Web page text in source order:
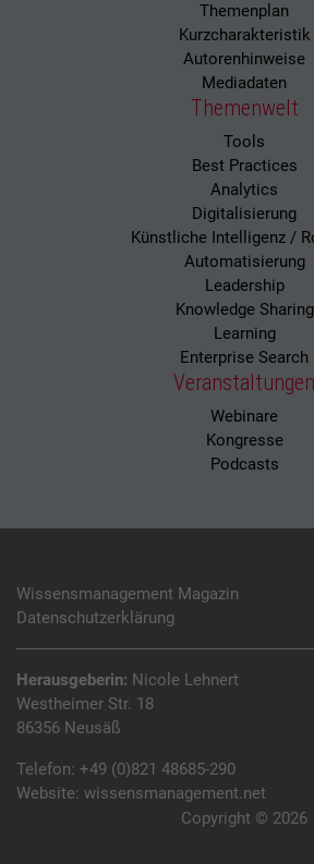
Themenplan
Kurzcharakteristik
Autorenhinweise
Mediadaten
Themenwelt
Tools
Best Practices
Analytics
Digitalisierung
Künstliche Intelligenz /
Automatisierung
Leadership
Knowledge Sharing
Learning
Enterprise Search
Veranstaltungen
Webinare
Kongresse
Podcasts
Wissensmanagement Magazin
Datenschutzerklärung
Herausgeberin: Nicole Lehnert
Westheimer Str. 18
86356 Neusäß
Telefon: +49 (0)821 48685-290
Website: wissensmanagement.net
Copyright © 2026